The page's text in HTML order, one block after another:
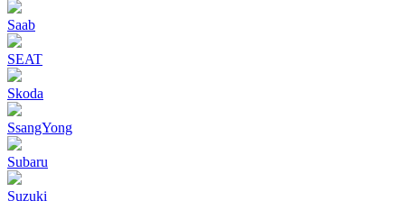
Saab
SEAT
Skoda
SsangYong
Subaru
Suzuki